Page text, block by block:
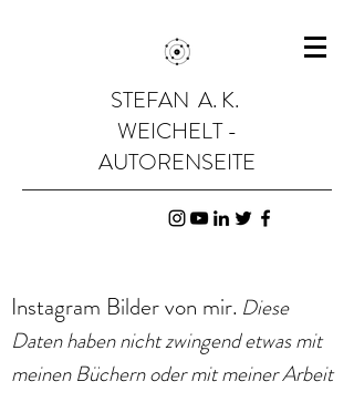
STEFAN A. K.
WEICHELT -
AUTORENSEITE
Instagram Bilder von mir. Diese
Daten haben nicht zwingend etwas mit
meinen Büchern oder mit meiner Arbeit